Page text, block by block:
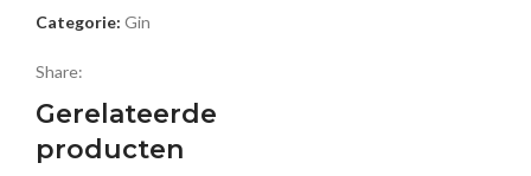
Categorie: Gin
Share:
Gerelateerde
producten